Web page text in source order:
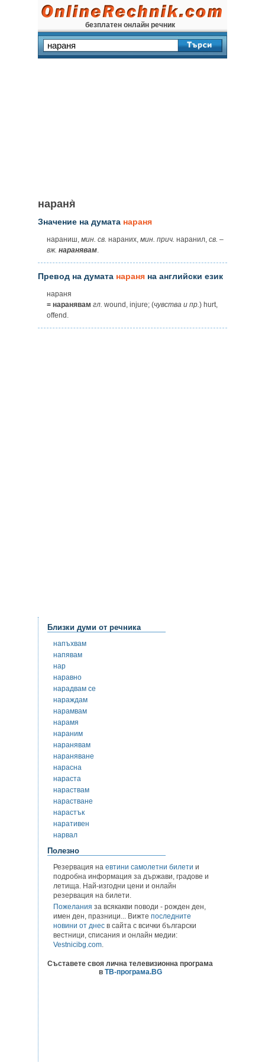
безплатен онлайн речник
нараня̀
Значение на думата нараня
нараниш, мин. св. нараних, мин. прич. наранил, св. –
вж. наранявам.
Превод на думата нараня на английски език
нараня
= наранявам гл. wound, injure; (чувства и пр. ) hurt,
offend.
Близки думи от речника
напъхвам
напявам
нар
наравно
нарадвам се
нараждам
нарамвам
нарамя
нараним
наранявам
нараняване
нарасна
нараста
нараствам
нарастване
нарастък
наративен
нарвал
Полезно
Резервация на евтини самолетни билети и
подробна информация за държави, градове и
летища. Най-изгодни цени и онлайн
резервация на билети.
Пожелания за всякакви поводи - рожден ден,
имен ден, празници... Вижте последните
новини от днес в сайта с всички български
вестници, списания и онлайн медии:
Vestnicibg.com.
Съставете своя лична телевизионна програма
в ТВ-програма.BG